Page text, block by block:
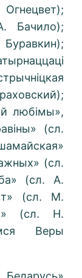
Бачило);
любімы»,
(сл.
(сл.
(сл. А.
(сл. М.
(сл. Н.
Веры